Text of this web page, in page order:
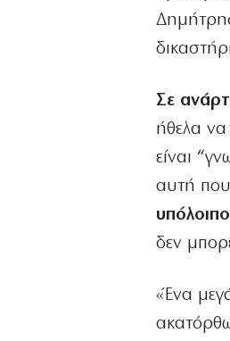
Σε
ήθελα
είναι
αυτή
δεν
«Ένα